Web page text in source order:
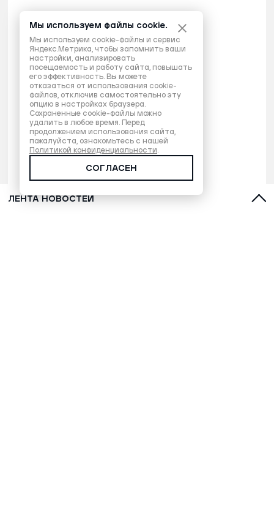
ЛЕНТА НОВОСТЕЙ
Мы используем файлы cookie.
Мы используем cookie-файлы и сервис
Яндекс.Метрика, чтобы запомнить ваши
настройки, анализировать
посещаемость и работу сайта, повышать
его эффективность. Вы можете
отказаться от использования cookie-
файлов, отключив самостоятельно эту
опцию в настройках браузера.
Сохраненные cookie-файлы можно
удалить в любое время. Перед
продолжением использования сайта,
пожалуйста, ознакомьтесь с нашей
Политикой конфиденциальности.
СОГЛАСЕН